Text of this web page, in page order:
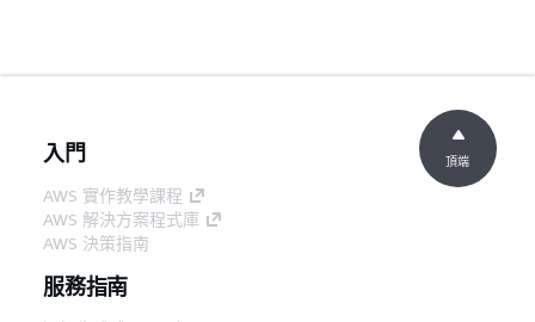
入門
AWS 實作教學課程
AWS 解決方案程式庫
AWS 決策指南
服務指南
頂端